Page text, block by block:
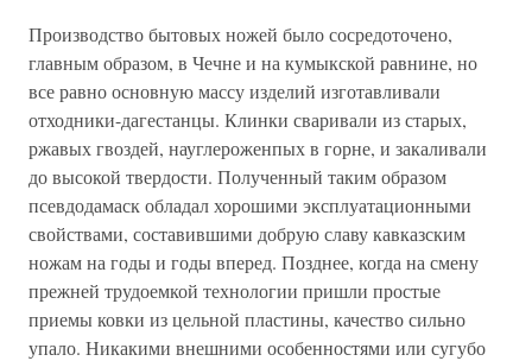
Производство бытовых ножей было сосредоточено,
главным образом, в Чечне и на кумыкской равнине, но
все равно основную массу изделий изготавливали
отходники-дагестанцы. Клинки сваривали из старых,
ржавых гвоздей, науглероженпых в горне, и закаливали
до высокой твердости. Полученный таким образом
псевдодамаск обладал хорошими эксплуатационными
свойствами, составившими добрую славу кавказским
ножам на годы и годы вперед. Позднее, когда на смену
прежней трудоемкой технологии пришли простые
приемы ковки из цельной пластины, качество сильно
упало. Никакими внешними особенностями или сугубо